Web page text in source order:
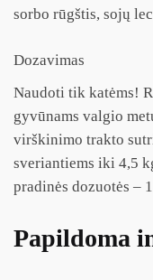
sorbo rūgštis, sojų
Dozavimas
Naudoti tik katėms!
gyvūnams valgio
virškinimo trakto
sveriantiems iki 4,5
pradinės dozuotės –
Papildoma